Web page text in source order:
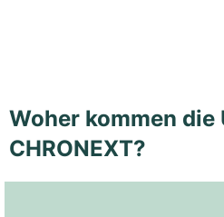
Woher kommen die
CHRONEXT?